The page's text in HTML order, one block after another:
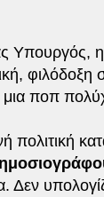
Υπουργός, η
φιλόδοξη
ποπ
πολιτική
Δεν